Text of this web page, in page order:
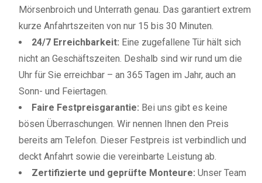
Mörsenbroich und Unterrath genau. Das garantiert extrem
kurze Anfahrtszeiten von nur 15 bis 30 Minuten.
24/7 Erreichbarkeit: Eine zugefallene Tür hält sich
nicht an Geschäftszeiten. Deshalb sind wir rund um die
Uhr für Sie erreichbar – an 365 Tagen im Jahr, auch an
Sonn- und Feiertagen.
Faire Festpreisgarantie: Bei uns gibt es keine
bösen Überraschungen. Wir nennen Ihnen den Preis
bereits am Telefon. Dieser Festpreis ist verbindlich und
deckt Anfahrt sowie die vereinbarte Leistung ab.
Zertifizierte und geprüfte Monteure: Unser Team